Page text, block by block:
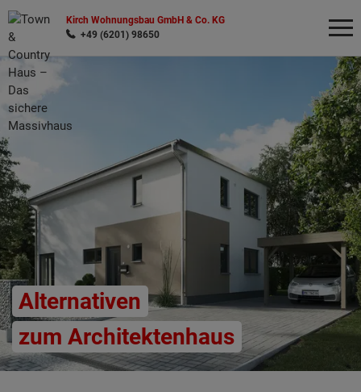
Kirch Wohnungsbau GmbH & Co. KG
+49 (6201) 98650
Alternativen
zum Architektenhaus
Wonach möchten Sie suchen?